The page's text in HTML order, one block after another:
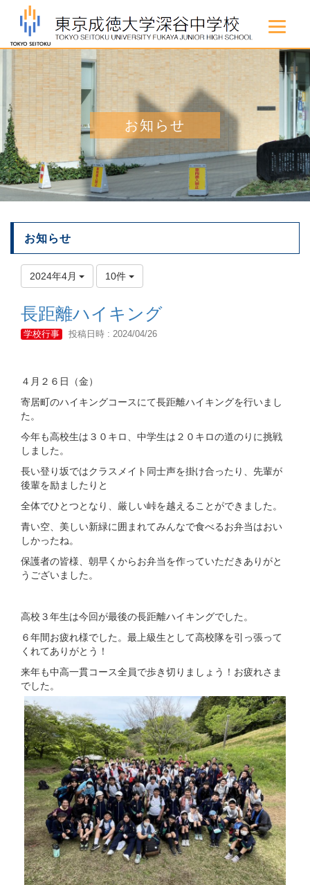
お知らせ
お知らせ
2024年4月 10件
長距離ハイキング
学校行事 投稿日時 : 2024/04/26
４月２６日（金）
寄居町のハイキングコースにて長距離ハイキングを行いまし
た。
今年も高校生は３０キロ、中学生は２０キロの道のりに挑戦
しました。
長い登り坂ではクラスメイト同士声を掛け合ったり、先輩が
後輩を励ましたりと
全体でひとつとなり、厳しい峠を越えることができました。
青い空、美しい新緑に囲まれてみんなで食べるお弁当はおい
しかったね。
保護者の皆様、朝早くからお弁当を作っていただきありがと
うございました。
高校３年生は今回が最後の長距離ハイキングでした。
６年間お疲れ様でした。最上級生として高校隊を引っ張って
くれてありがとう！
来年も中高一貫コース全員で歩き切りましょう！お疲れさま
でした。